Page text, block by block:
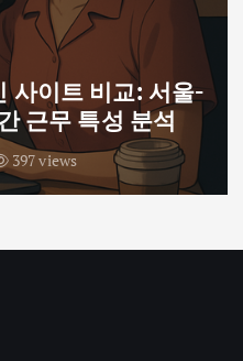
사이트 비교: 서울-
근무 특성 분석
397 views